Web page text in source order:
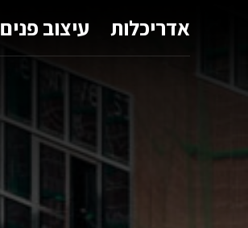
אדריכלות עיצוב פנים